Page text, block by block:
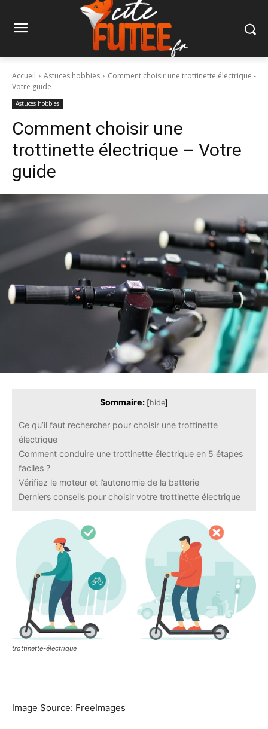
Accueil Astuces hobbies
Comment choisir une trottinette électrique -
Votre guide
Astuces hobbies
Comment choisir une
trottinette électrique – Votre
guide
Sommaire: [hide]
Ce qu’il faut rechercher pour choisir une trottinette
électrique
Comment conduire une trottinette électrique en 5 étapes
faciles ?
Vérifiez le moteur et l’autonomie de la batterie
Derniers conseils pour choisir votre trottinette électrique
trottinette-électrique
Image Source: FreeImages‍